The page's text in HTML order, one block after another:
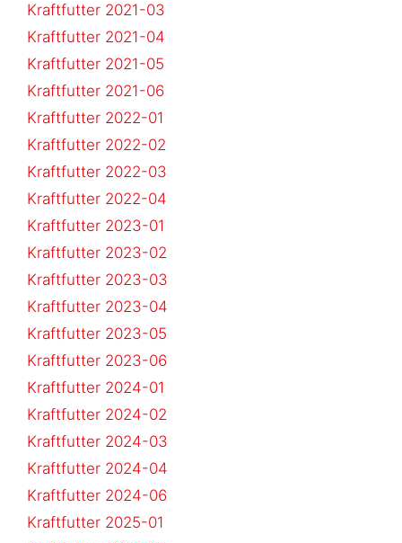
Kraftfutter 2021-03
Kraftfutter 2021-04
Kraftfutter 2021-05
Kraftfutter 2021-06
Kraftfutter 2022-01
Kraftfutter 2022-02
Kraftfutter 2022-03
Kraftfutter 2022-04
Kraftfutter 2023-01
Kraftfutter 2023-02
Kraftfutter 2023-03
Kraftfutter 2023-04
Kraftfutter 2023-05
Kraftfutter 2023-06
Kraftfutter 2024-01
Kraftfutter 2024-02
Kraftfutter 2024-03
Kraftfutter 2024-04
Kraftfutter 2024-06
Kraftfutter 2025-01